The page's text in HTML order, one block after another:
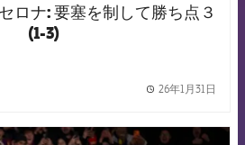
ロナ: 要塞を制して勝ち点３
(1-3)
26年1月31日
FCB Barcelona badge